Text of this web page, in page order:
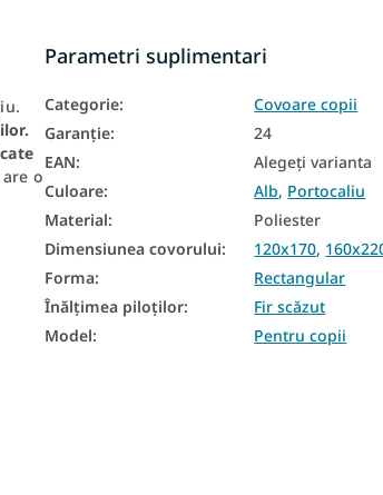
are o
Parametri suplimentari
Categorie:
Covoare copii
Garanţie:
24
EAN:
Alegeţi varianta
Culoare: Alb, Portocaliu
Material:
Poliester
Dimensiunea covorului: 120x170,
Forma:
Rectangular
Înălțimea piloților:
Fir scăzut
Model: Pentru copii